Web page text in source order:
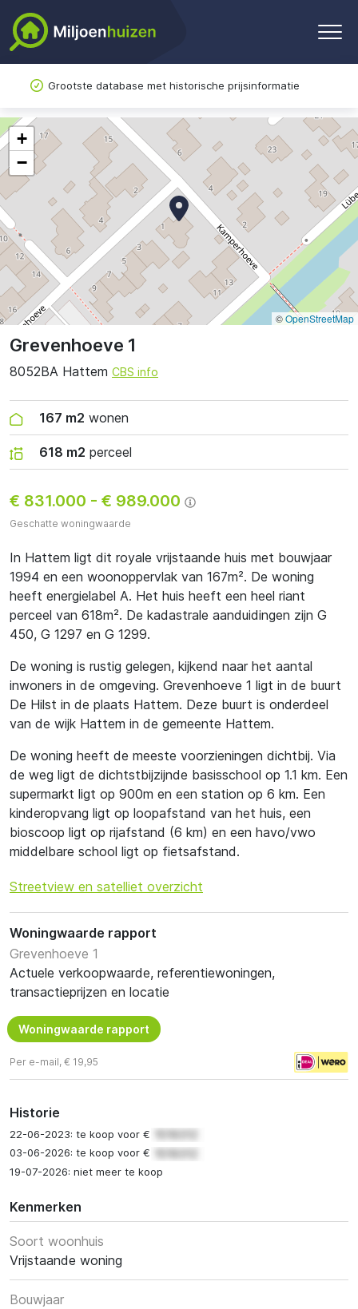
Grootste database met historische prijsinformatie
Grevenhoeve 1
8052BA Hattem CBS info
167 m2 wonen
618 m2 perceel
€ 831.000 - € 989.000
Geschatte woningwaarde
In Hattem ligt dit royale vrijstaande huis met bouwjaar
1994 en een woonoppervlak van 167m². De woning
heeft energielabel A. Het huis heeft een heel riant
perceel van 618m². De kadastrale aanduidingen zijn G
450, G 1297 en G 1299.
De woning is rustig gelegen, kijkend naar het aantal
inwoners in de omgeving. Grevenhoeve 1 ligt in de buurt
De Hilst in de plaats Hattem. Deze buurt is onderdeel
van de wijk Hattem in de gemeente Hattem.
De woning heeft de meeste voorzieningen dichtbij. Via
de weg ligt de dichtstbijzijnde basisschool op 1.1 km. Een
supermarkt ligt op 900m en een station op 6 km. Een
kinderopvang ligt op loopafstand van het huis, een
bioscoop ligt op rijafstand (6 km) en een havo/vwo
middelbare school ligt op fietsafstand.
Streetview en satelliet overzicht
Woningwaarde rapport
Grevenhoeve 1
Actuele verkoopwaarde, referentiewoningen,
transactieprijzen en locatie
Woningwaarde rapport
Per e-mail, € 19,95
Historie
22-06-2023: te koop voor €
03-06-2026: te koop voor €
19-07-2026: niet meer te koop
Kenmerken
Soort woonhuis
Vrijstaande woning
Bouwjaar
+
−
©OpenStreetMap